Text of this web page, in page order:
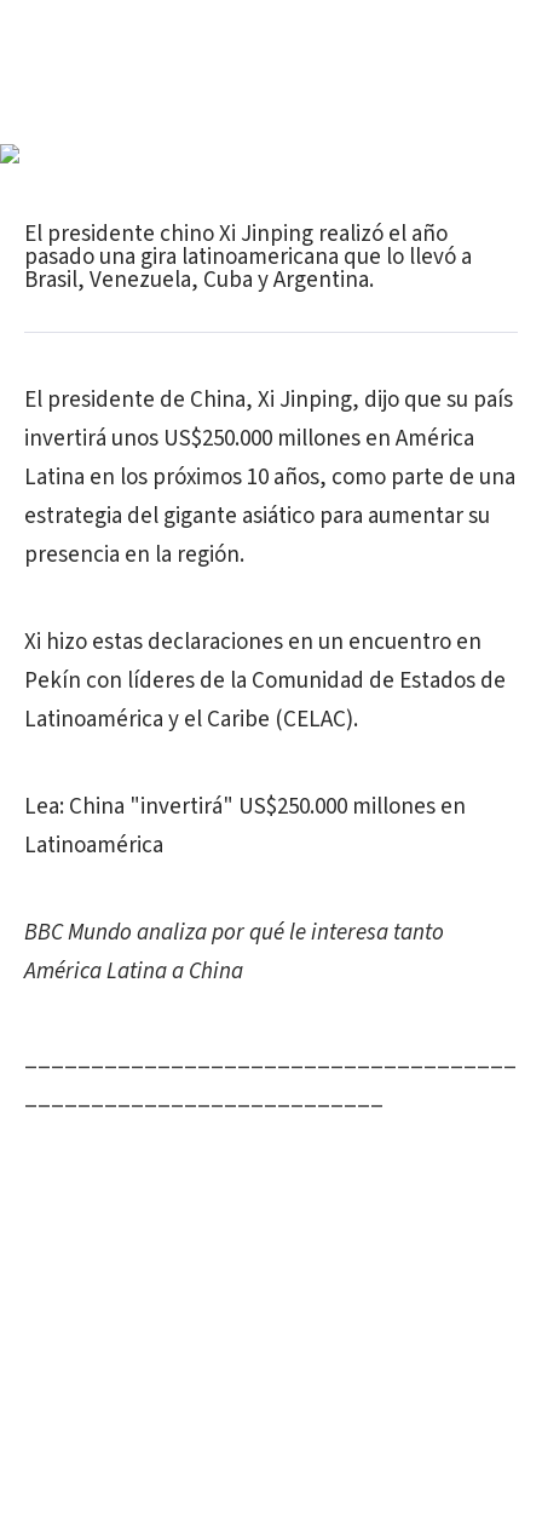
El presidente chino Xi Jinping realizó el año
pasado una gira latinoamericana que lo llevó a
Brasil, Venezuela, Cuba y Argentina.
El presidente de China, Xi Jinping, dijo que su país
invertirá unos US$250.000 millones en América
Latina en los próximos 10 años, como parte de una
estrategia del gigante asiático para aumentar su
presencia en la región.
Xi hizo estas declaraciones en un encuentro en
Pekín con líderes de la Comunidad de Estados de
Latinoamérica y el Caribe (CELAC).
Lea: China "invertirá" US$250.000 millones en
Latinoamérica
BBC Mundo analiza por qué le interesa tanto
América Latina a China
_____________________________________
___________________________